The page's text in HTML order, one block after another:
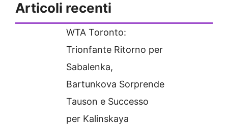
Articoli recenti
WTA Toronto:
Trionfante Ritorno per
Sabalenka,
Bartunkova Sorprende
Tauson e Successo
per Kalinskaya